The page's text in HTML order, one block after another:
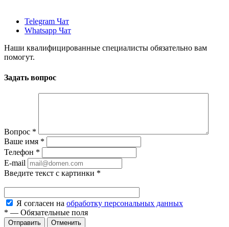
Telegram Чат
Whatsapp Чат
Наши квалифицированные специалисты обязательно вам
помогут.
Задать вопрос
Вопрос *
Ваше имя *
Телефон *
E-mail
Введите текст с картинки *
Я согласен на обработку персональных данных
* — Обязательные поля
Отменить